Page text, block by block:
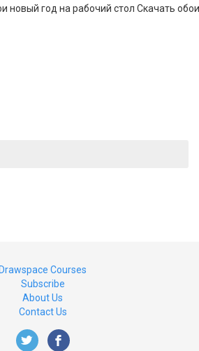
новый год на рабочий стол Скачать
Drawspace Courses
Subscribe
About Us
Contact Us